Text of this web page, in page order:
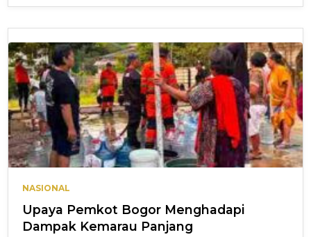
NASIONAL
Upaya Pemkot Bogor Menghadapi
Dampak Kemarau Panjang